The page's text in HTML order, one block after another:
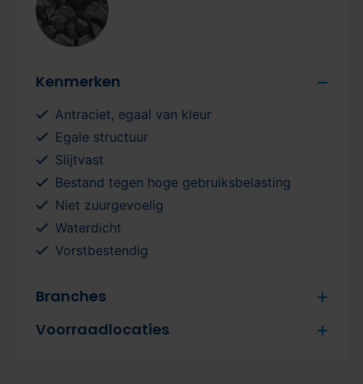
Kenmerken
Antraciet, egaal van kleur
Egale structuur
Slijtvast
Bestand tegen hoge gebruiksbelasting
Niet zuurgevoelig
Waterdicht
Vorstbestendig
Branches
Voorraadlocaties